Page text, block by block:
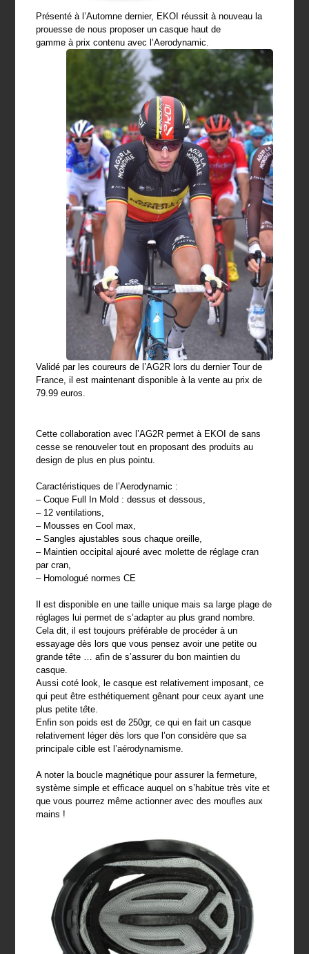
Présenté à l’Automne dernier, EKOI réussit à nouveau la
prouesse de nous proposer un casque haut de
gamme à prix contenu avec l’Aerodynamic.
Validé par les coureurs de l’AG2R lors du dernier Tour de
France, il est maintenant disponible à la vente au prix de
79.99 euros.
Cette collaboration avec l’AG2R permet à EKOI de sans
cesse se renouveler tout en proposant des produits au
design de plus en plus pointu.
Caractéristiques de l’Aerodynamic :
– Coque Full In Mold : dessus et dessous,
– 12 ventilations,
– Mousses en Cool max,
– Sangles ajustables sous chaque oreille,
– Maintien occipital ajouré avec molette de réglage cran
par cran,
– Homologué normes CE
Il est disponible en une taille unique mais sa large plage de
réglages lui permet de s’adapter au plus grand nombre.
Cela dit, il est toujours préférable de procéder à un
essayage dès lors que vous pensez avoir une petite ou
grande tête … afin de s’assurer du bon maintien du
casque.
Aussi coté look, le casque est relativement imposant, ce
qui peut être esthétiquement gênant pour ceux ayant une
plus petite tête.
Enfin son poids est de 250gr, ce qui en fait un casque
relativement léger dès lors que l’on considère que sa
principale cible est l’aérodynamisme.
A noter la boucle magnétique pour assurer la fermeture,
système simple et efficace auquel on s’habitue très vite et
que vous pourrez même actionner avec des moufles aux
mains !